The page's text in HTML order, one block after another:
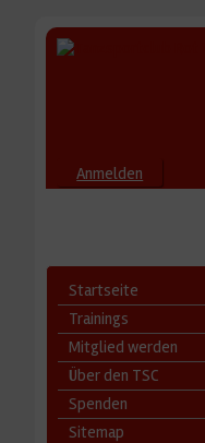
Anmelden
Startseite
Trainings
Mitglied werden
Über den TSC
Spenden
Sitemap